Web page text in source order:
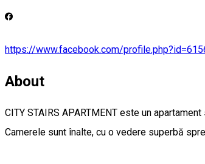
https://www.facebook.com/
About
CITY STAIRS APARTMENT este un
Camerele sunt înalte, cu o vedere superbă